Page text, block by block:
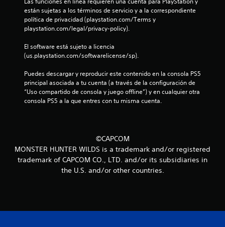
s
u
n
a
e
están sujetas a los términos de servicio y a la correspondiente
política de privacidad (playstation.com/Terms y
playstation.com/legal/privacy-policy).
El software está sujeto a licencia
(us.playstation.com/softwarelicense/sp).
Puedes descargar y reproducir este contenido en la consola PS5
principal asociada a tu cuenta (a través de la configuración de
“Uso compartido de consola y juego offline”) y en cualquier otra
consola PS5 a la que entres con tu misma cuenta.
©CAPCOM
MONSTER HUNTER WILDS is a trademark and/or registered
trademark of CAPCOM CO., LTD. and/or its subsidiaries in
the U.S. and/or other countries.